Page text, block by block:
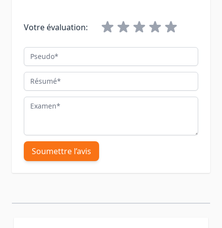
Votre évaluation:
Pseudo
Résumé
Examen
Soumettre l’avis